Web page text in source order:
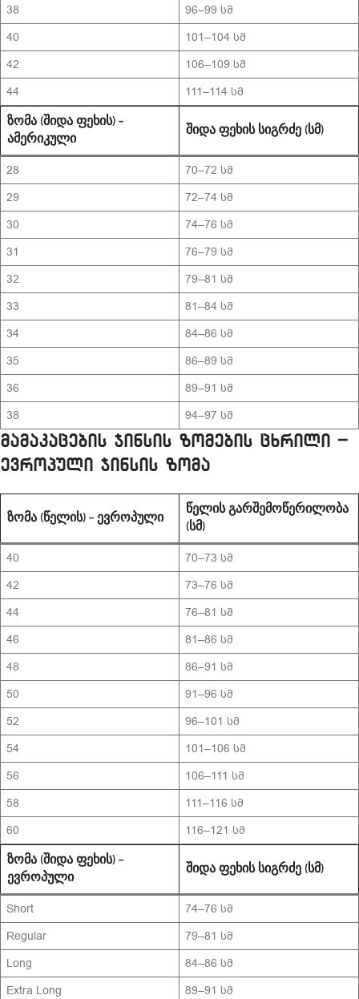
38
96–99 სმ
40
101–104 სმ
42
106–109 სმ
44
111–114 სმ
ᲖᲝᲛᲐ (ᲨᲘᲓᲐ ᲤᲔᲮᲘᲡ) –
ᲐᲛᲔᲠᲘᲙᲣᲚᲘ
ᲨᲘᲓᲐ ᲤᲔᲮᲘᲡ ᲡᲘᲒᲠᲫᲔ (ᲡᲛ)
28
70–72 სმ
29
72–74 სმ
30
74–76 სმ
31
76–79 სმ
32
79–81 სმ
33
81–84 სმ
34
84–86 სმ
35
86–89 სმ
36
89–91 სმ
38
94–97 სმ
მამაკაცების ჯინსის ზომების ცხრილი –
ევროპული ჯინსის ზომა
ᲖᲝᲛᲐ (ᲬᲔᲚᲘᲡ) – ᲔᲕᲠᲝᲞᲣᲚᲘ
ᲬᲔᲚᲘᲡ ᲒᲐᲠᲨᲔᲛᲝᲬᲔᲠᲘᲚᲝᲑᲐ
(ᲡᲛ)
40
70–73 სმ
42
73–76 სმ
44
76–81 სმ
46
81–86 სმ
48
86–91 სმ
50
91–96 სმ
52
96–101 სმ
54
101–106 სმ
56
106–111 სმ
58
111–116 სმ
60
116–121 სმ
ᲖᲝᲛᲐ (ᲨᲘᲓᲐ ᲤᲔᲮᲘᲡ) –
ᲔᲕᲠᲝᲞᲣᲚᲘ
ᲨᲘᲓᲐ ᲤᲔᲮᲘᲡ ᲡᲘᲒᲠᲫᲔ (ᲡᲛ)
Short
74–76 სმ
Regular
79–81 სმ
Long
84–86 სმ
Extra Long
89–91 სმ